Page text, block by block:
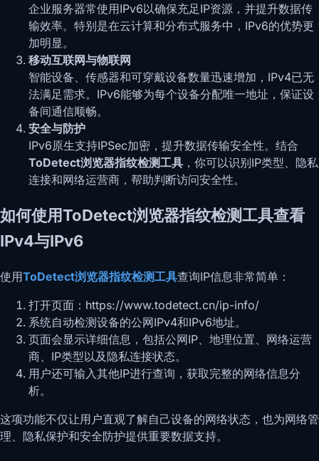
企业服务器常使用IPv6以确保充足IP资源，并提升数据传
输效率。特别是在云计算和分布式服务中，IPv6的优势更
加明显。
移动互联网与物联网
智能设备、传感器和可穿戴设备数量迅速增加，IPv4已无
法满足需求。IPv6能够为每个设备分配唯一地址，保证设
备间通信顺畅。
安全与防护
IPv6原生支持IPSec加密，提升数据传输安全性。结合
ToDetect浏览器指纹检测工具 ，你可以识别IP类型、隐私
连接和网络运营商，帮助判断访问安全性。
如何使用ToDetect浏览器指纹检测工具查看
IPv4与IPv6
使用ToDetect浏览器指纹检测工具查询IP信息非常简单：
打开页面：https://www.todetect.cn/ip-info/
系统自动检测设备的公网IPv4和IPv6地址。
页面会显示详细信息，包括公网IP、地理位置、网络运营
商、IP类型以及隐私连接状态。
用户还可输入其他IP进行查询，获取完整的网络信息分
析。
这项功能不仅让用户直观了解自己设备的网络状态，也为网络管
理、隐私保护和安全防护提供重要数据支持。